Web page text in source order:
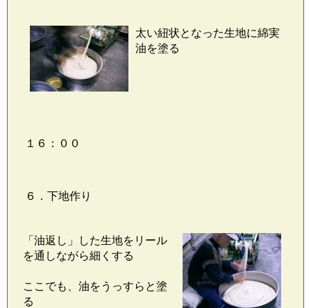
太い紐状となった生地に綿実
油を塗る
１６：００
６．下地作り
「油返し」した生地をリール
を通しながら細くする
ここでも、油をうっすらと塗
る